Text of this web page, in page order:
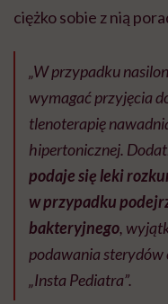
ciężko sobie z nią
„W przypadku
wymagać przyjęcia
tlenoterapię
hipertonicznej.
podaje się leki
w przypadku
bakteryjnego,
podawania
„Insta Pediatra”.